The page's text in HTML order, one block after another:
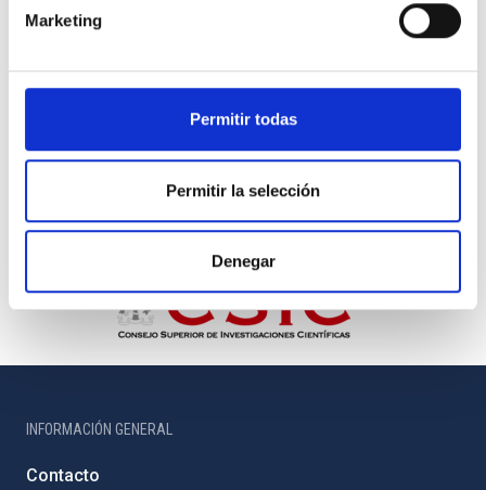
Marketing
Permitir todas
Permitir la selección
Denegar
INFORMACIÓN GENERAL
Contacto